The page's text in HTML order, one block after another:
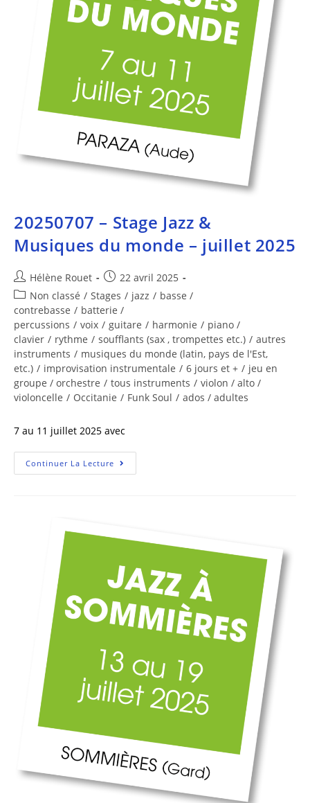
20250707 – Stage Jazz &
Musiques du monde – juillet 2025
Hélène Rouet
22 avril 2025
Non classé / Stages / jazz / basse /
contrebasse / batterie /
percussions / voix / guitare / harmonie / piano /
clavier / rythme / soufflants (sax , trompettes etc.) / autres
instruments / musiques du monde (latin, pays de l'Est,
etc.) / improvisation instrumentale / 6 jours et + / jeu en
groupe / orchestre / tous instruments / violon / alto /
violoncelle / Occitanie / Funk Soul / ados / adultes
7 au 11 juillet 2025 avec
Continuer La Lecture